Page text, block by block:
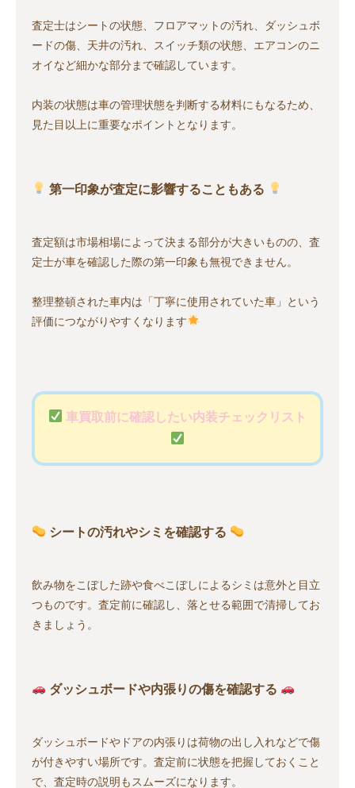
査定士はシートの状態、フロアマットの汚れ、ダッシュボ
ードの傷、天井の汚れ、スイッチ類の状態、エアコンのニ
オイなど細かな部分まで確認しています。
内装の状態は車の管理状態を判断する材料にもなるため、
見た目以上に重要なポイントとなります。
第一印象が査定に影響することもある
査定額は市場相場によって決まる部分が大きいものの、査
定士が車を確認した際の第一印象も無視できません。
整理整頓された車内は「丁寧に使用されていた車」という
評価につながりやすくなります
車買取前に確認したい内装チェックリスト
シートの汚れやシミを確認する
飲み物をこぼした跡や食べこぼしによるシミは意外と目立
つものです。査定前に確認し、落とせる範囲で清掃してお
きましょう。
ダッシュボードや内張りの傷を確認する
ダッシュボードやドアの内張りは荷物の出し入れなどで傷
が付きやすい場所です。査定前に状態を把握しておくこと
で、査定時の説明もスムーズになります。